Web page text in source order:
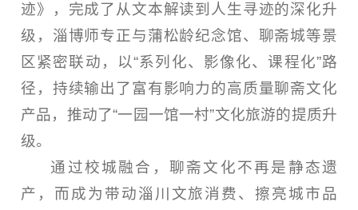
迹》，完成了从文本解读到人生寻迹的深化升
级，淄博师专正与蒲松龄纪念馆、聊斋城等景
区紧密联动，以“系列化、影像化、课程化”路
径，持续输出了富有影响力的高质量聊斋文化
产品，推动了“一园一馆一村”文化旅游的提质升
级。
通过校城融合，聊斋文化不再是静态遗
产，而成为带动淄川文旅消费、擦亮城市品